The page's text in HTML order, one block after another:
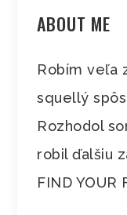
ABOUT ME
Robím veľa
squellý
Rozhodol
robil ďalšiu
FIND YOUR